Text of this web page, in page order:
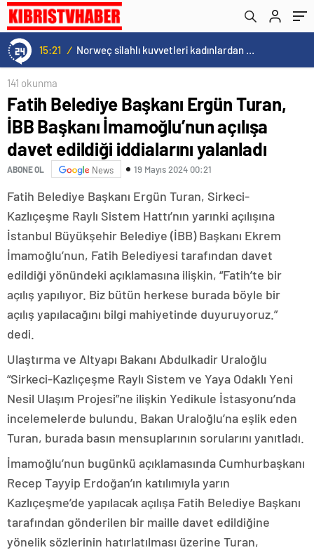
15:21 / Norweç silahlı kuvvetleri kadınlardan oluşan özel kuvvetler eğitimlerini başlattı.
iddialarını yalanladı
141 okunma
Fatih Belediye Başkanı Ergün Turan,
İBB Başkanı İmamoğlu’nun açılışa
davet edildiği iddialarını yalanladı
ABONE OL News 19 Mayıs 2024 00:21
Fatih Belediye Başkanı Ergün Turan, Sirkeci-
Kazlıçeşme Raylı Sistem Hattı’nın yarınki açılışına
İstanbul Büyükşehir Belediye (İBB) Başkanı Ekrem
İmamoğlu’nun, Fatih Belediyesi tarafından davet
edildiği yönündeki açıklamasına ilişkin, “Fatih’te bir
açılış yapılıyor. Biz bütün herkese burada böyle bir
açılış yapılacağını bilgi mahiyetinde duyuruyoruz.”
dedi.
Ulaştırma ve Altyapı Bakanı Abdulkadir Uraloğlu
“Sirkeci-Kazlıçeşme Raylı Sistem ve Yaya Odaklı Yeni
Nesil Ulaşım Projesi”ne ilişkin Yedikule İstasyonu’nda
incelemelerde bulundu. Bakan Uraloğlu’na eşlik eden
Turan, burada basın mensuplarının sorularını yanıtladı.
İmamoğlu’nun bugünkü açıklamasında Cumhurbaşkanı
Recep Tayyip Erdoğan’ın katılımıyla yarın
Kazlıçeşme’de yapılacak açılışa Fatih Belediye Başkanı
tarafından gönderilen bir maille davet edildiğine
yönelik sözlerinin hatırlatılması üzerine Turan,